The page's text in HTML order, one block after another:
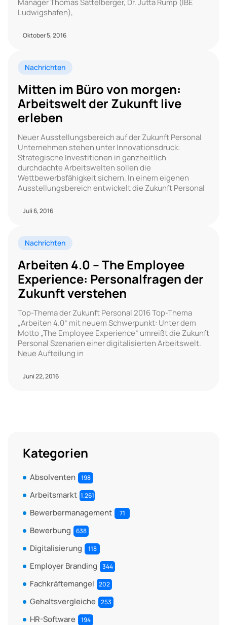
Ludwigshafen),
Oktober 5, 2016
Nachrichten
Mitten im Büro von morgen:
Arbeitswelt der Zukunft live
erleben
Neuer Ausstellungsbereich auf der Zukunft Personal
Unternehmen stehen unter Innovationsdruck:
Strategische Investitionen in ganzheitlich
durchdachte Arbeitswelten sollen die
Wettbewerbsfähigkeit sichern. In einem eigenen
Ausstellungsbereich entwickelt die Zukunft Personal
Juli 6, 2016
Nachrichten
Arbeiten 4.0 – The Employee
Experience: Personalfragen der
Zukunft verstehen
Top-Thema der Zukunft Personal 2016 Top-Thema
„Arbeiten 4.0“ mit neuem Schwerpunkt: Unter dem
Motto „The Employee Experience“ umreißt die Zukunft
Personal Szenarien einer digitalisierten Arbeitswelt.
Neue Aufteilung in
Juni 22, 2016
Kategorien
Absolventen 198
Arbeitsmarkt 1.261
Bewerbermanagement 71
Bewerbung 638
Digitalisierung 118
Employer Branding 344
Fachkräftemangel 202
Gehaltsvergleiche 253
HR-Software 194